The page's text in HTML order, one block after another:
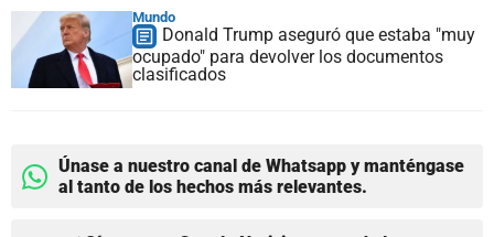
Mundo
Donald Trump aseguró que estaba "muy
ocupado" para devolver los documentos
clasificados
Únase a nuestro canal de Whatsapp y manténgase
al tanto de los hechos más relevantes.